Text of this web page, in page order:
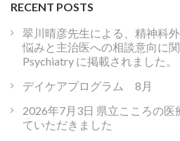
RECENT POSTS
翠川晴彦先生による、精神科
悩みと主治医への相談意向に
Psychiatry に掲載されました。
デイケアプログラム 8月
2026年7月3日 県立こころの
ていただきました